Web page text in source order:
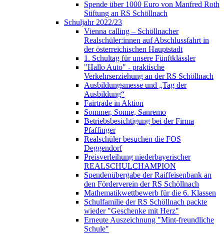
Spende über 1000 Euro von Manfred Roth
Stiftung an RS Schöllnach
Schuljahr 2022/23
Vienna calling – Schöllnacher
Realschüler:innen auf Abschlussfahrt in
der österreichischen Hauptstadt
1. Schultag für unsere Fünftklässler
"Hallo Auto" - praktische
Verkehrserziehung an der RS Schöllnach
Ausbildungsmesse und „Tag der
Ausbildung“
Fairtrade in Aktion
Sommer, Sonne, Sanremo
Betriebsbesichtigung bei der Firma
Pfaffinger
Realschüler besuchen die FOS
Deggendorf
Preisverleihung niederbayerischer
REALSCHULCHAMPION
Spendenübergabe der Raiffeisenbank an
den Förderverein der RS Schöllnach
Mathematikwettbewerb für die 6. Klassen
Schulfamilie der RS Schöllnach packte
wieder "Geschenke mit Herz"
Erneute Auszeichnung "Mint-freundliche
Schule"